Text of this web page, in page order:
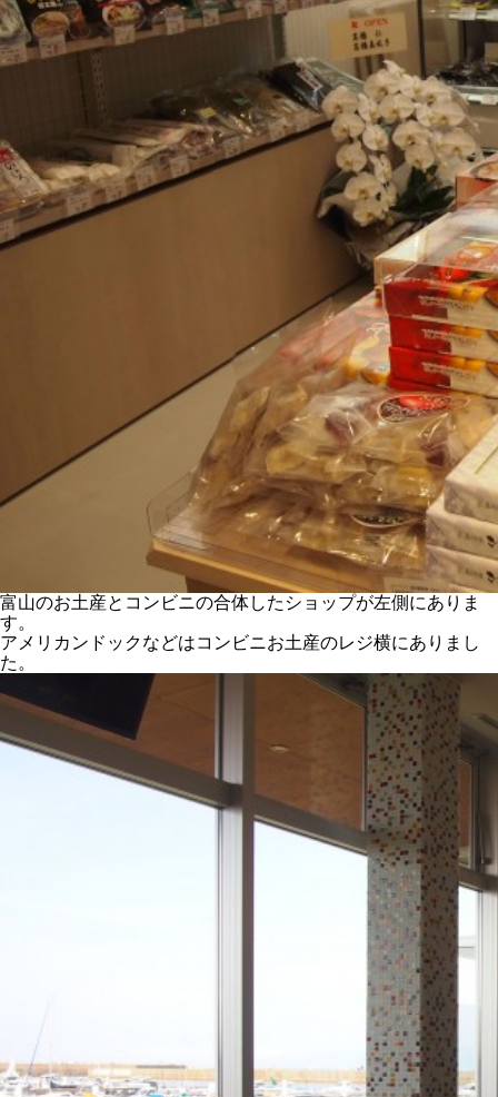
富山のお土産とコンビニの合体したショップが左側にありま
す。
アメリカンドックなどはコンビニお土産のレジ横にありまし
た。